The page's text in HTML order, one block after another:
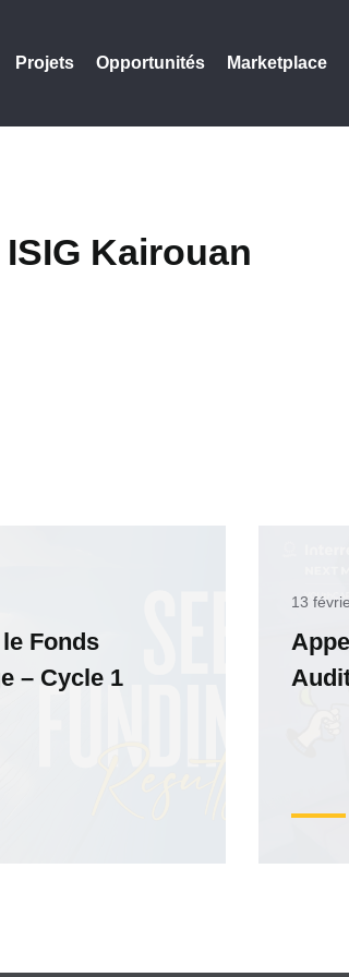
Projets Opportunités Marketplace
Kairouan
Fonds
– Cycle 1
13